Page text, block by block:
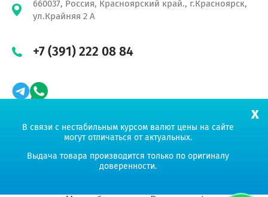
660037, Россия, Красноярский край., г.Красноярск,
ул.Крайняя 2 А
+7 (391) 222 08 84
Продвижение сайта «Амплитуда»
x
В связи с нестабильным курсом валют цены на сайте
могут отличаться от актуальных.
Выдача товара производится только по оригиналу
доверенности.